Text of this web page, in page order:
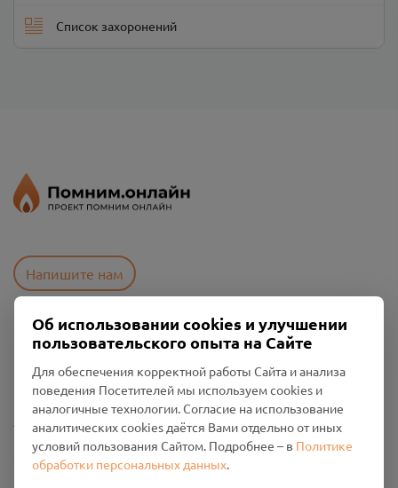
Список захоронений
Напишите нам
Пользовательское соглашение
Промо-материалы
Общество с ограниченной ответственностью «Смоленский
Об использовании cookies и улучшении
пользовательского опыта на Сайте
Для обеспечения корректной работы Сайта и анализа
поведения Посетителей мы используем cookies и
аналогичные технологии. Согласие на использование
аналитических cookies даётся Вами отдельно от иных
условий пользования Сайтом. Подробнее – в Политике
обработки персональных данных.